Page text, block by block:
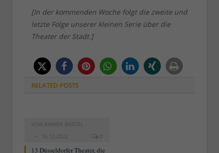
[In der kommenden Woche folgt die zweite und
letzte Folge unserer kleinen Serie über die
Theater der Stadt.]
RELATED POSTS
VON RAINER BARTEL
16.12.2022
0
13 Düsseldorfer Theater, die